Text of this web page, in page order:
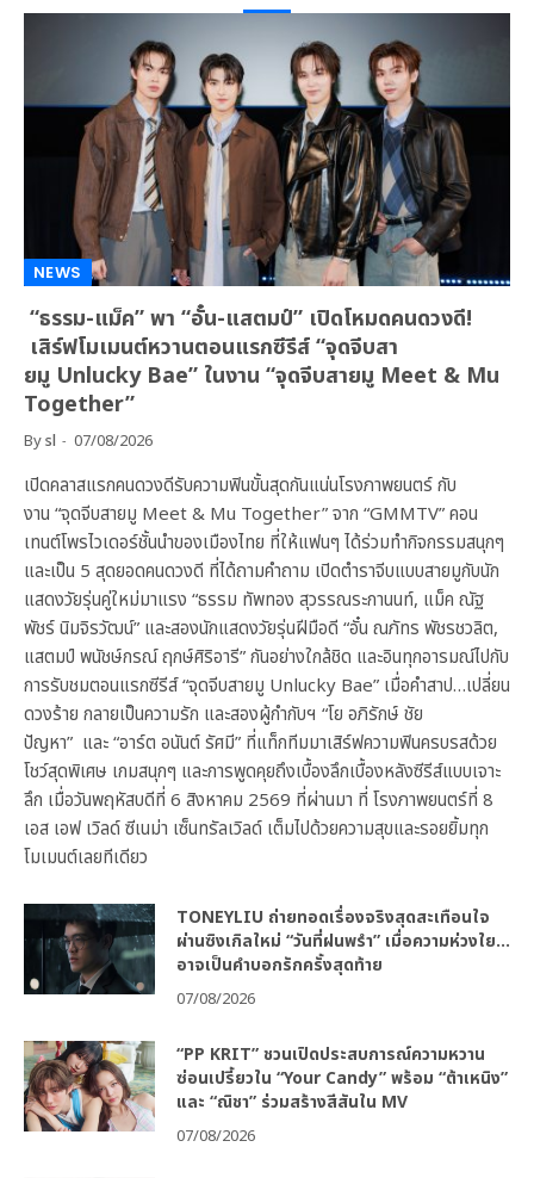
NEWS
“ธรรม-แม็ค” พา “อั๋น-แสตมป์” เปิดโหมดคนดวงดี!
เสิร์ฟโมเมนต์หวานตอนแรกซีรีส์ “จุดจีบสา
ยมู Unlucky Bae” ในงาน “จุดจีบสายมู Meet & Mu
Together”
Bysl 07/08/2026
เปิดคลาสแรกคนดวงดีรับความฟินขั้นสุดกันแน่นโรงภาพยนตร์ กับ
งาน “จุดจีบสายมู Meet & Mu Together” จาก “GMMTV” คอน
เทนต์โพรไวเดอร์ชั้นนำของเมืองไทย ที่ให้แฟนๆ ได้ร่วมทำกิจกรรมสนุกๆ
และเป็น 5 สุดยอดคนดวงดี ที่ได้ถามคำถาม เปิดตำราจีบแบบสายมูกับนัก
แสดงวัยรุ่นคู่ใหม่มาแรง “ธรรม ทัพทอง สุวรรณระกานนท์, แม็ค ณัฐ
พัชร์ นิมจิรวัฒน์” และสองนักแสดงวัยรุ่นฝีมือดี “อั๋น ณภัทร พัชรชวลิต,
แสตมป์ พนัชษ์กรณ์ ฤกษ์ศิริอารี” กันอย่างใกล้ชิด และอินทุกอารมณ์ไปกับ
การรับชมตอนแรกซีรีส์ “จุดจีบสายมู Unlucky Bae” เมื่อคำสาป…เปลี่ยน
ดวงร้าย กลายเป็นความรัก และสองผู้กำกับฯ “โย อภิรักษ์ ชัย
ปัญหา” และ “อาร์ต อนันต์ รัศมี” ที่แท็กทีมมาเสิร์ฟความฟินครบรสด้วย
โชว์สุดพิเศษ เกมสนุกๆ และการพูดคุยถึงเบื้องลึกเบื้องหลังซีรีส์แบบเจาะ
ลึก เมื่อวันพฤหัสบดีที่ 6 สิงหาคม 2569 ที่ผ่านมา ที่ โรงภาพยนตร์ที่ 8
เอส เอฟ เวิลด์ ซีเนม่า เซ็นทรัลเวิลด์ เต็มไปด้วยความสุขและรอยยิ้มทุก
โมเมนต์เลยทีเดียว
TONEYLIU ถ่ายทอดเรื่องจริงสุดสะเทือนใจ
ผ่านซิงเกิลใหม่ “วันที่ฝนพรำ” เมื่อความห่วงใย…
อาจเป็นคำบอกรักครั้งสุดท้าย
07/08/2026
“PP KRIT” ชวนเปิดประสบการณ์ความหวาน
ซ่อนเปรี้ยวใน “Your Candy” พร้อม “ต้าเหนิง”
และ “ณิชา” ร่วมสร้างสีสันใน MV
07/08/2026